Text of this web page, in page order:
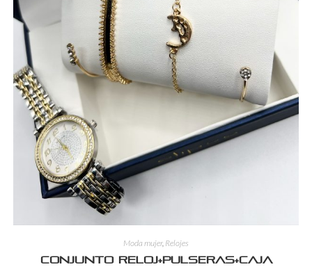
Moda mujer, Relojes
Conjunto reloj+pulseras+caja